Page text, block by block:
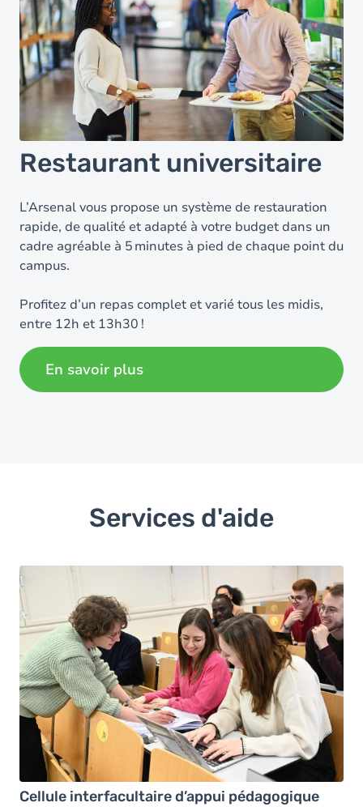
Restaurant universitaire
L’Arsenal vous propose un système de restauration
rapide, de qualité et adapté à votre budget dans un
cadre agréable à 5 minutes à pied de chaque point du
campus.
Profitez d’un repas complet et varié tous les midis,
entre 12h et 13h30 !
En savoir plus
Services d'aide
Cellule interfacultaire d’appui pédagogique